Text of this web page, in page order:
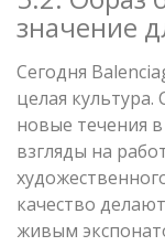
значение
Сегодня
целая
новые течения
взгляды на
качество
живым